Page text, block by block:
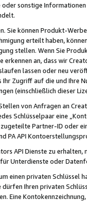
sonstige
können Produkt-
erteilt haben,
stellen. Wenn Sie
an, dass wir
lassen oder neu
Zugriff auf die und Ihre
(einschließlich dieser
von Anfragen an
Schlüsselpaar eine
Partner-ID oder
PA API
API Dienste zu
Unterdienste oder
einen privaten
dürfen Ihren privaten
Eine